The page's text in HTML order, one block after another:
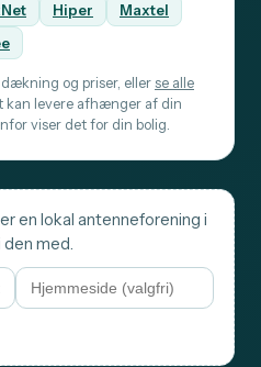
Hiper
Maxtel
og priser, eller se alle
kan levere afhænger af din
viser det for din bolig.
en lokal antenneforening i
den med.